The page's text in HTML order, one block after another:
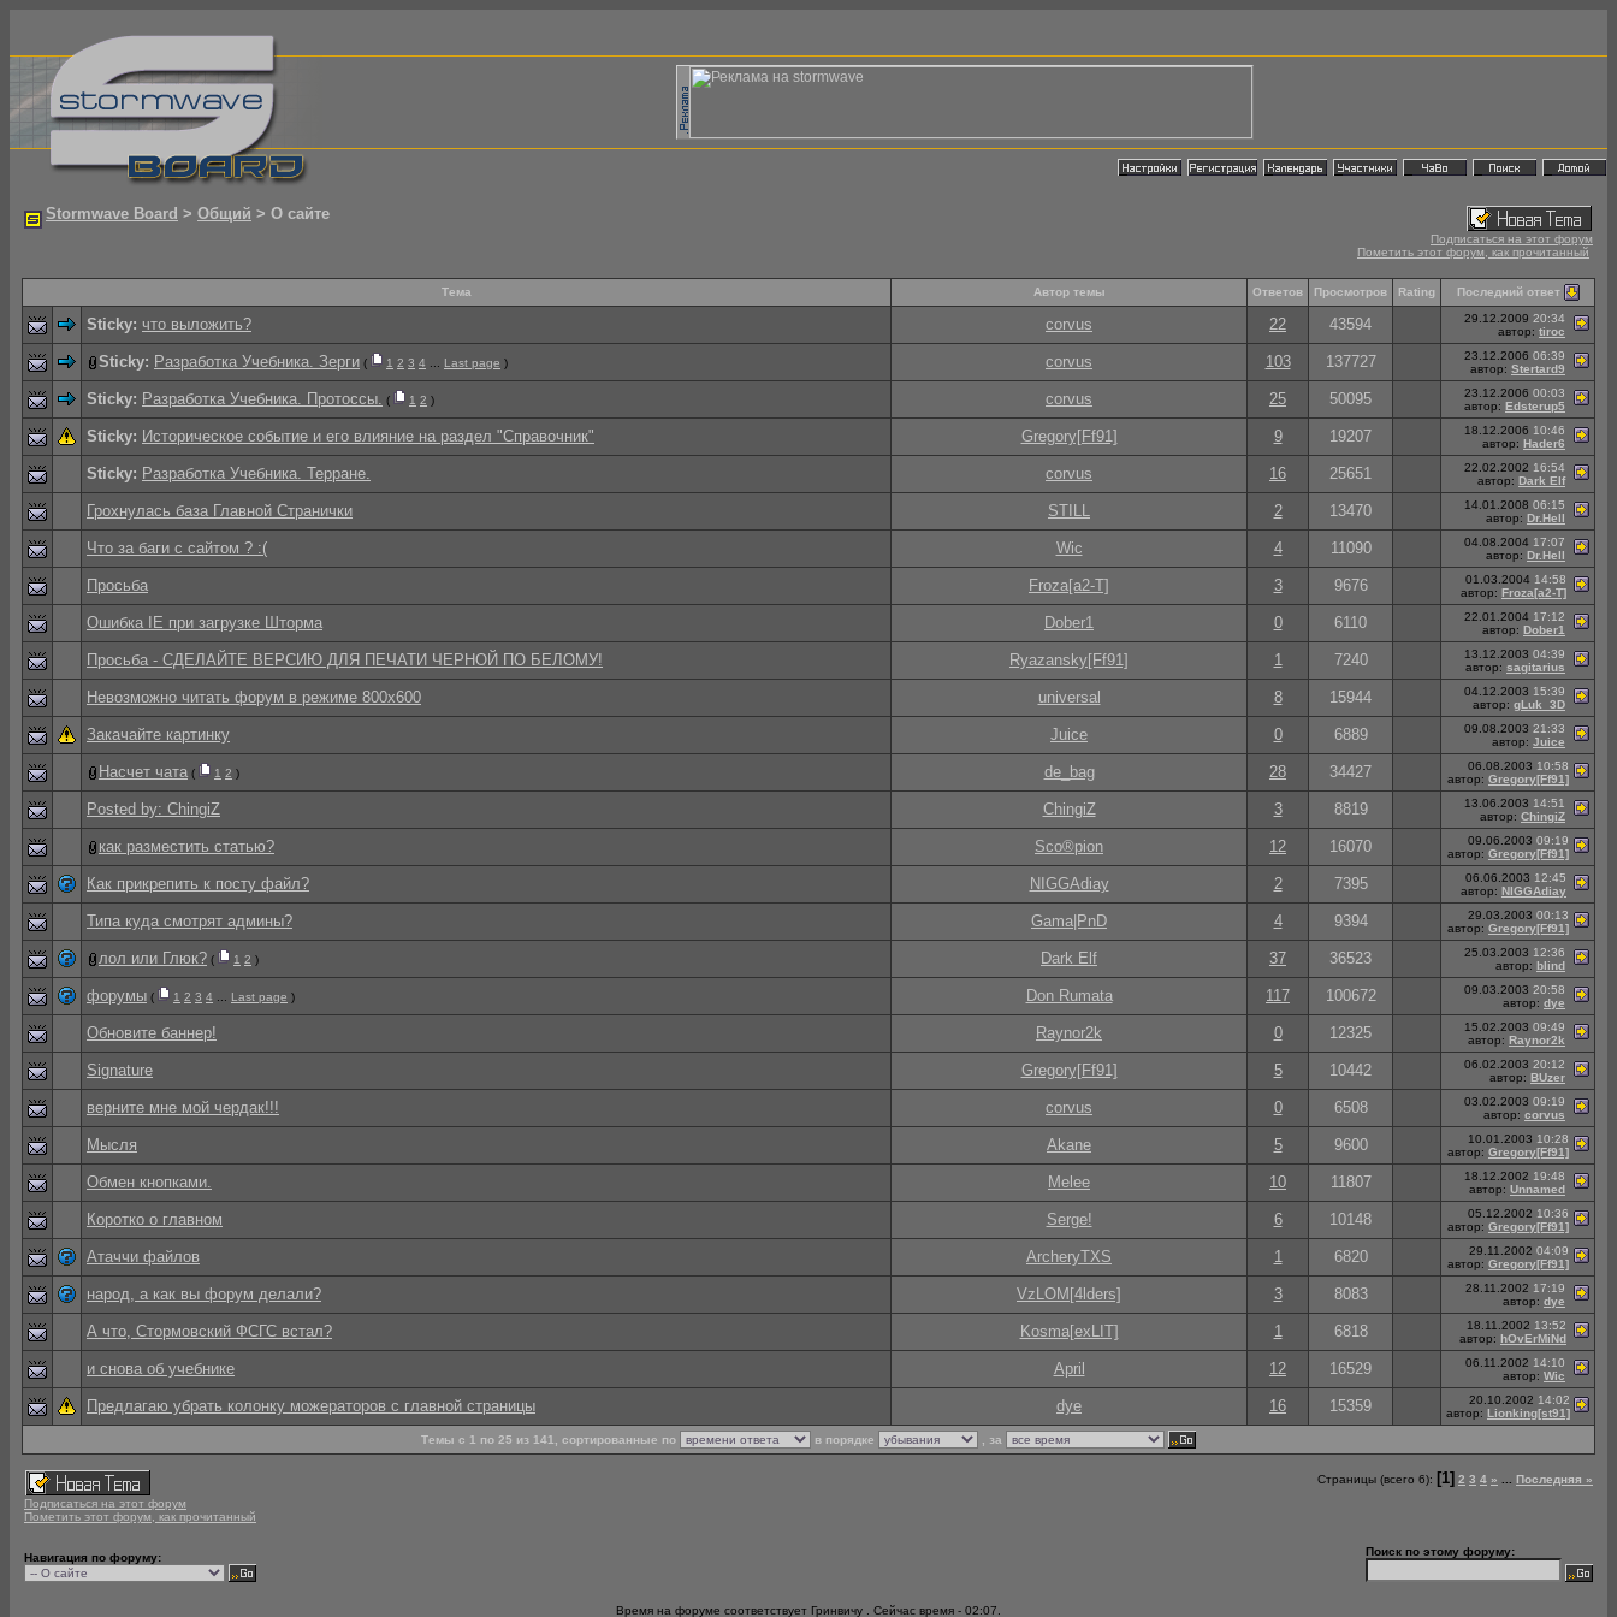
Stormwave Board > Общий > О сайте
Подписаться на этот форум
Пометить этот форум, как прочитанный
Тема Автор темы Ответов Просмотров Rating Последний ответ
Sticky: что выложить? corvus 22 43594 29.12.2009 20:34
автор: tiroc
Sticky: Разработка Учебника. Зерги ( 1 2 3 4 Last page ) corvus 103 137727 23.12.2006 06:39
автор: Stertard9
Sticky: Разработка Учебника. Протоссы. ( 1 2 ) corvus 25 50095 23.12.2006 00:03
автор: Edsterup5
Sticky: Историческое событие и его влияние на раздел "Справочник" Gregory[Ff91] 9 19207 18.12.2006 10:46
автор: Hader6
Sticky: Разработка Учебника. Терране. corvus 16 25651 22.02.2002 16:54
автор: Dark Elf
Грохнулась база Главной Странички STILL 2 13470 14.01.2008 06:15
автор: Dr.Hell
Что за баги с сайтом ? :( Wic 4 11090 04.08.2004 17:07
автор: Dr.Hell
Просьба Froza[a2-T] 3 9676 01.03.2004 14:58
автор: Froza[a2-T]
Ошибка IE при загрузке Шторма Dober1 0 6110 22.01.2004 17:12
автор: Dober1
Просьба - СДЕЛАЙТЕ ВЕРСИЮ ДЛЯ ПЕЧАТИ ЧЕРНОЙ ПО БЕЛОМУ! Ryazansky[Ff91] 1 7240 13.12.2003 04:39
автор: sagitarius
Невозможно читать форум в режиме 800x600 universal 8 15944 04.12.2003 15:39
автор: gLuk_3D
Закачайте картинку Juice 0 6889 09.08.2003 21:33
автор: Juice
Насчет чата ( 1 2 ) de_bаg 28 34427 06.08.2003 10:58
автор: Gregory[Ff91]
Posted by: ChingiZ ChingiZ 3 8819 13.06.2003 14:51
автор: ChingiZ
как разместить статью? Sco®pion 12 16070 09.06.2003 09:19
автор: Gregory[Ff91]
Как прикрепить к посту файл? NIGGAdiay 2 7395 06.06.2003 12:45
автор: NIGGAdiay
Типа куда смотрят админы? Gama|PnD 4 9394 29.03.2003 00:13
автор: Gregory[Ff91]
лол или Глюк? ( 1 2 ) Dark Elf 37 36523 25.03.2003 12:36
автор: blind
форумы ( 1 2 3 4 Last page ) Don Rumata 117 100672 09.03.2003 20:58
автор: dye
Обновите баннер! Raynor2k 0 12325 15.02.2003 09:49
автор: Raynor2k
Signature Gregory[Ff91] 5 10442 06.02.2003 20:12
автор: BUzer
верните мне мой чердак!!! corvus 0 6508 03.02.2003 09:19
автор: corvus
Мысля Akane 5 9600 10.01.2003 10:28
автор: Gregory[Ff91]
Обмен кнопками. Melee 10 11807 18.12.2002 19:48
автор: Unnamed
Коротко о главном Serge! 6 10148 05.12.2002 10:36
автор: Gregory[Ff91]
Атаччи файлов ArcheryTXS 1 6820 29.11.2002 04:09
автор: Gregory[Ff91]
народ, а как вы форум делали? VzLOM[4lders] 3 8083 28.11.2002 17:19
автор: dye
А что, Стормовский ФСГС встал? Kosma[exLIT] 1 6818 18.11.2002 13:52
автор: hOvErMiNd
и снова об учебнике April 12 16529 06.11.2002 14:10
автор: Wic
Предлагаю убрать колонку можераторов с главной страницы dye 16 15359 20.10.2002 14:02
автор: Lionking[st91]
Темы с 1 по 25 из 141, сортированные по
в порядке , за
Подписаться на этот форум
Пометить этот форум, как прочитанный
Страницы (всего 6): [1] 2 3 4 » Последняя »
Навигация по форуму: Поиск по этому форуму:
Время на форуме соответствует Гринвичу . Сейчас время - 02:07.